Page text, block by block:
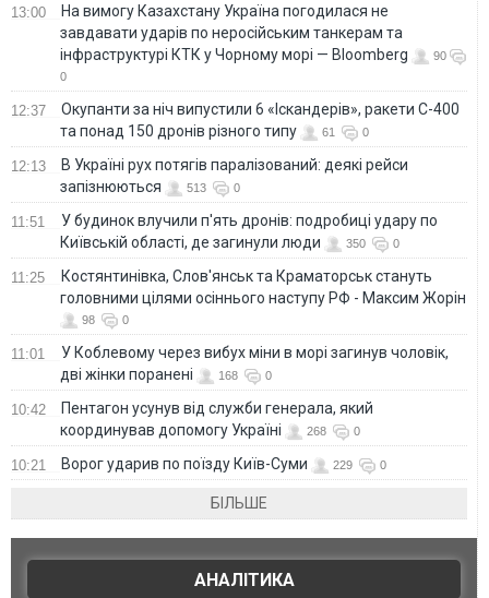
13:00
На вимогу Казахстану Україна погодилася не
завдавати ударів по неросійським танкерам та
інфраструктурі КТК у Чорному морі — Bloomberg
90
0
12:37
Окупанти за ніч випустили 6 «Іскандерів», ракети С-400
та понад 150 дронів різного типу
61 0
12:13
В Україні рух потягів паралізований: деякі рейси
запізнюються
513 0
11:51
У будинок влучили п'ять дронів: подробиці удару по
Київській області, де загинули люди
350 0
11:25
Костянтинівка, Слов'янськ та Краматорськ стануть
головними цілями осіннього наступу РФ - Максим Жорін
98 0
11:01
У Коблевому через вибух міни в морі загинув чоловік,
дві жінки поранені
168 0
10:42
Пентагон усунув від служби генерала, який
координував допомогу Україні
268 0
10:21 Ворог ударив по поїзду Київ-Суми 229 0
БІЛЬШЕ
АНАЛІТИКА